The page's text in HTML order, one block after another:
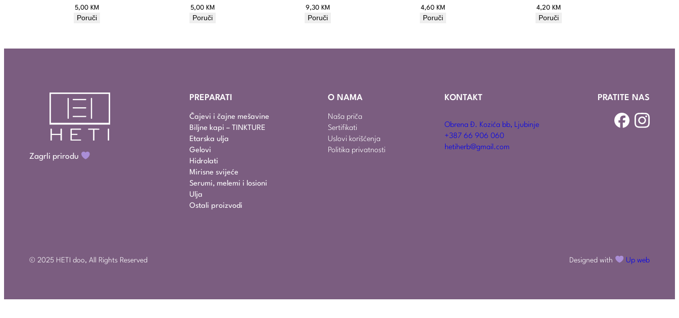
5,00 KM
Poruči
5,00 KM
Poruči
9,30 KM
Poruči
4,60 KM
Poruči
4,20 KM
Poruči
Zagrli prirodu
PREPARATI
Čajevi i čajne mešavine
Biljne kapi – TINKTURE
Etarska ulja
Gelovi
Hidrolati
Mirisne svijeće
Serumi, melemi i losioni
Ulja
Ostali proizvodi
O NAMA
Naša priča
Sertifikati
Uslovi korišćenja
Politika privatnosti
KONTAKT
Obrena Đ. Kozića bb, Ljubinje
+387 66 906 060
hetiherb@gmail.com
PRATITE NAS
© 2025 HETI doo, All Rights Reserved Designed with Up web